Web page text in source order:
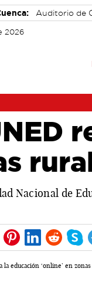
Auditorio de
2026
Nacional de